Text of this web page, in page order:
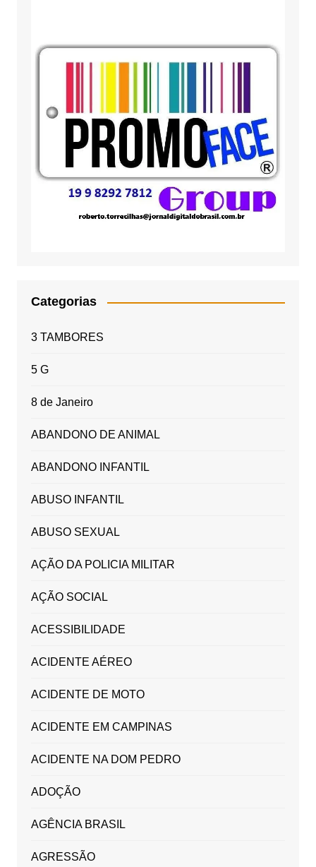
Categorias
3 TAMBORES
5 G
8 de Janeiro
ABANDONO DE ANIMAL
ABANDONO INFANTIL
ABUSO INFANTIL
ABUSO SEXUAL
AÇÃO DA POLICIA MILITAR
AÇÃO SOCIAL
ACESSIBILIDADE
ACIDENTE AÉREO
ACIDENTE DE MOTO
ACIDENTE EM CAMPINAS
ACIDENTE NA DOM PEDRO
ADOÇÃO
AGÊNCIA BRASIL
AGRESSÃO